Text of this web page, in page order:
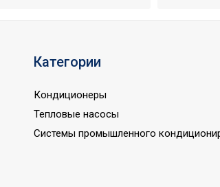
Категории
Кондиционеры
Тепловые насосы
Системы промышленного